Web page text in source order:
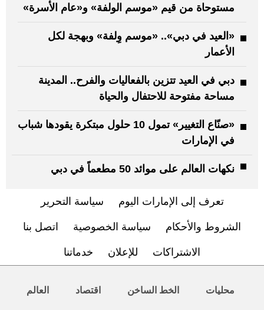
مستوحاة من قيم «موسم الولفة» و«عام الأسرة»
«العيد في دبي».. «موسم وِلفة» وبهجة لكل
الأعمار
دبي في العيد تتزين بالفعاليات والفرح.. المدينة
مساحة مفتوحة للاحتفال والحياة
«صنّاع التغيير» تمول 10 حلول مبتكرة يقودها شباب
في الإمارات
نكهات العالم على موائد 50 مطعماً في دبي
تعرف إلى الإمارات اليوم سياسة التحرير
الشروط والأحكام سياسة الخصوصية اتصل بنا
الاشتراكات للإعلان خدماتنا
محليات الخط الساخن اقتصاد العالم